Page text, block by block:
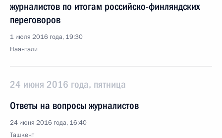
журналистов по итогам российско-финляндских
переговоров
1 июля 2016 года, 19:30
Наантали
24 июня 2016 года, пятница
Ответы на вопросы журналистов
24 июня 2016 года, 16:40
Ташкент